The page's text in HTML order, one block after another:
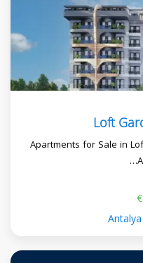
Loft
1+1 Apartments for Sale in